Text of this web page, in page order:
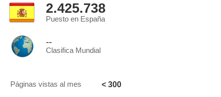
2.425.738
Puesto en España
--
Clasifica Mundial
Páginas vistas al mes < 300